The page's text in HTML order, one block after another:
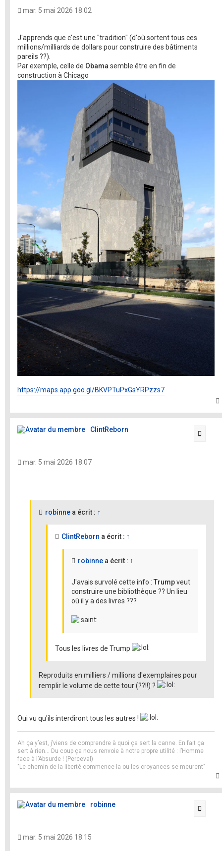
mar. 5 mai 2026 18:02
J'apprends que c'est une "tradition" (d'où sortent tous ces
millions/milliards de dollars pour construire des bâtiments
pareils ??).
Par exemple, celle de Obamasemble être en fin de
construction à Chicago
https://maps.app.goo.gl/BKVPTuPxGsYRPzzs7
ClintReborn
mar. 5 mai 2026 18:07
robinne a écrit : ↑
ClintReborn a écrit : ↑
robinne a écrit : ↑
J'avais survolé cette info : Trumpveut
construire une bibliothèque ?? Un lieu
où il y a des livres ???
Tous les livres de Trump
Reproduits en milliers / millions d'exemplaires pour
remplir le volume de cette tour (??!!) ?
Oui vu qu'ils interdiront tous les autres !
Ah ça y’est, j’viens de comprendre à quoi ça sert la canne. En fait ça
sert à rien… Du coup ça nous renvoie à notre propre utilité : l’Homme
face à l’Absurde ! (Perceval)
"Le chemin de la liberté commence la ou les croyances se meurent"
robinne
mar. 5 mai 2026 18:15